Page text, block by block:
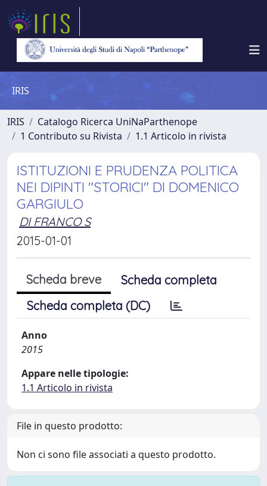
IRIS
IRIS
Catalogo Ricerca UniNaParthenope
1 Contributo su Rivista
1.1 Articolo in rivista
ISTITUZIONI E PRUDENZA POLITICA
NEI DIPINTI "STORICI" DI DOMENICO
GARGIULO
DI FRANCO S
2015-01-01
Scheda breve
Scheda completa
Scheda completa (DC)
Anno
2015
Appare nelle tipologie:
1.1 Articolo in rivista
File in questo prodotto:
Non ci sono file associati a questo prodotto.